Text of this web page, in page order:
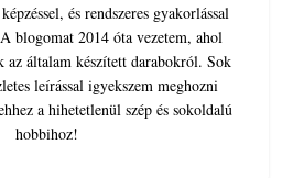
és rendszeres gyakorlással
blogomat 2014 óta vezetem, ahol
az általam készített darabokról. Sok
leírással igyekszem meghozni
a hihetetlenül szép és sokoldalú
hobbihoz!